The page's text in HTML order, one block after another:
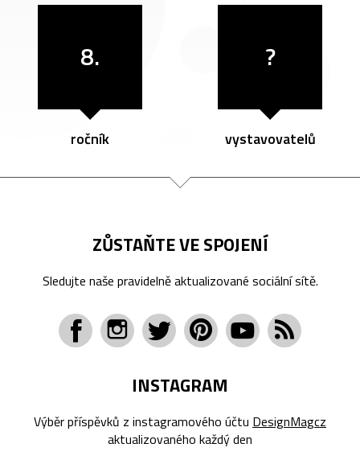
8.
ročník
?
vystavovatelů
ZŮSTAŇTE VE SPOJENÍ
Sledujte naše pravidelně aktualizované sociální sítě.
INSTAGRAM
Výběr příspěvků z instagramového účtu DesignMagcz
aktualizovaného každý den